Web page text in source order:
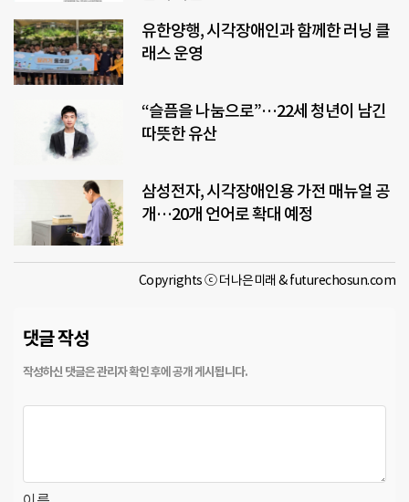
유한양행, 시각장애인과 함께한 러닝 클
래스 운영
“슬픔을 나눔으로”…22세 청년이 남긴
따뜻한 유산
삼성전자, 시각장애인용 가전 매뉴얼 공
개…20개 언어로 확대 예정
Copyrights ⓒ 더나은미래 & futurechosun.com
댓글 작성